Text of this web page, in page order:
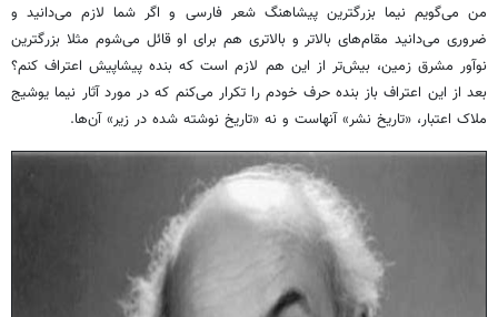
من می‌گویم نیما بزرگترین پیشاهنگ شعر فارسی و اگر شما لازم می‌دانید و
ضروری می‌دانید مقام‌های بالاتر و بالاتری هم برای او قائل می‌شوم مثلا بزرگترین
نوآور مشرق زمین، بیش‌تر از این هم لازم است که بنده پیشاپیش اعتراف کنم؟
بعد از این اعتراف باز بنده حرف خودم را تکرار می‌کنم که در مورد آثار نیما یوشیج
ملاک اعتبار، «تاریخ نشر» آنهاست و نه «تاریخ نوشته شده در زیر» آن‌ها.